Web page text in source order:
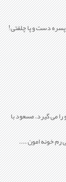
دست و پا چلفتی!
می گيرد. مسعود با
رم خونه امون ....